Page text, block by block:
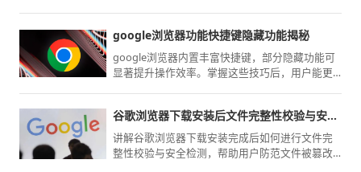
google浏览器功能快捷键隐藏功能揭秘
google浏览器内置丰富快捷键，部分隐藏功能可
显著提升操作效率。掌握这些技巧后，用户能更
谷歌浏览器下载安装后文件完整性校验与安全检测
讲解谷歌浏览器下载安装完成后如何进行文件完
整性校验与安全检测，帮助用户防范文件被篡改